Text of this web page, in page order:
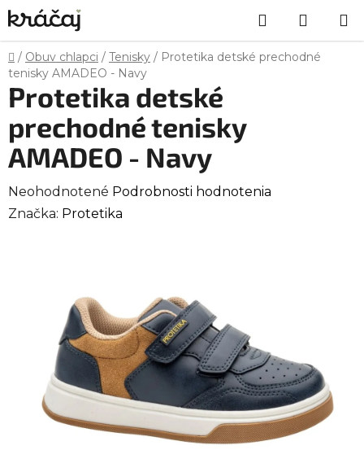
Prejsť
na
obsah
Hľadať
KOŠÍK
Domov
/ Obuv chlapci / Tenisky / Protetika detské prechodné
tenisky AMADEO - Navy
Protetika detské
prechodné tenisky
AMADEO - Navy
Priemerné
hodnotenie
hviezdičiek.
Neohodnotené Podrobnosti hodnotenia
Značka: Protetika